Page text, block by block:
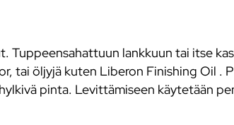
Tuppeensahattuun lankkuun tai itse
tai öljyjä kuten Liberon Finishing Oil .
pinta. Levittämiseen käytetään